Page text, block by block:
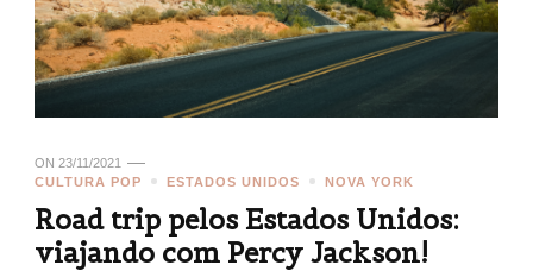
ON 23/11/2021
CULTURA POP
ESTADOS UNIDOS NOVA YORK
Road trip pelos Estados Unidos:
viajando com Percy Jackson!